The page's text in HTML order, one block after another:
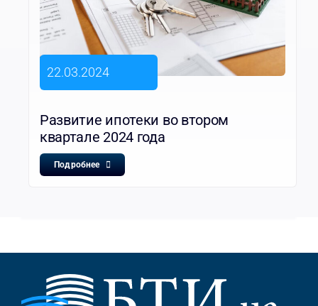
22.03.2024
Развитие ипотеки во втором
квартале 2024 года
Подробнее